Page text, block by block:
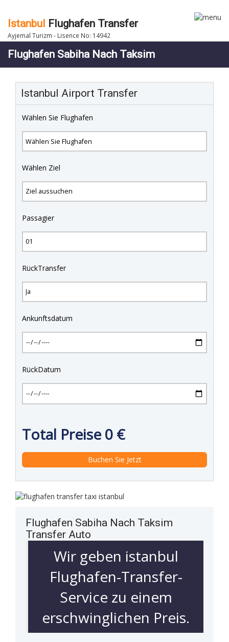
Istanbul Flughafen Transfer
Ayjemal Turizm - Lisence No: 14942
Flughafen Sabiha Nach Taksim
Istanbul Airport Transfer
Wählen Sie Flughafen
Wählen Ziel
Passagier
RückTransfer
Ankunftsdatum
RückDatum
Total Preise0 €
Flughafen Sabiha Nach Taksim
Transfer Auto
Wir geben istanbul
Flughafen-Transfer-
Service zu einem
erschwinglichen Preis.